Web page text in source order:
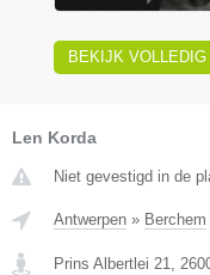
BEKIJK
Len Korda
Niet gevestigd in de
Antwerpen » Berchem
Prins Albertlei 21,